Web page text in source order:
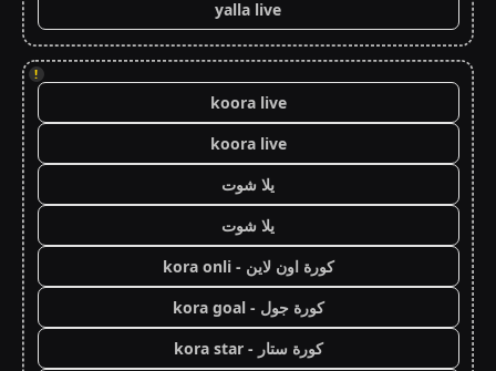
yalla live
!
koora live
koora live
يلا شوت
يلا شوت
كورة اون لاين - kora onli
كورة جول - kora goal
كورة ستار - kora star